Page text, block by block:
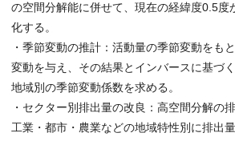
の空間分解能に併せて、現在の経緯度0.5度
化する。
・季節変動の推計：活動量の季節変動をも
変動を与え、その結果とインバースに基づ
地域別の季節変動係数を求める。
・セクター別排出量の改良：高空間分解の
工業・都市・農業などの地域特性別に排出